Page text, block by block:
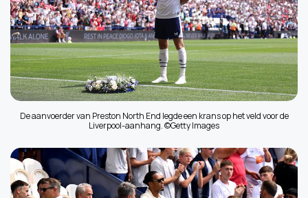
De aanvoerder van Preston North End legde een krans op het veld voor de
Liverpool-aanhang. ©Getty Images